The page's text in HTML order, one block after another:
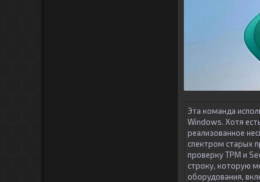
Эта команда
Windows. Хотя
реализованное
спектром старых
проверку TPM и
строку, которую
оборудования,